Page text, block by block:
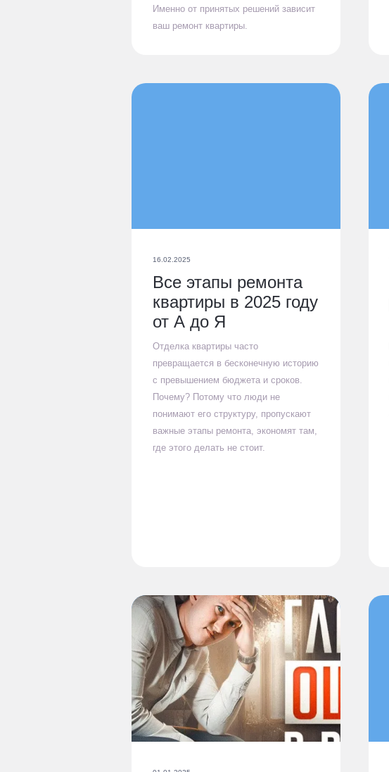
Именно от принятых решений зависит
ваш ремонт квартиры.
16.02.2025
Все этапы ремонта
квартиры в 2025 году
от А до Я
Отделка квартиры часто
превращается в бесконечную историю
с превышением бюджета и сроков.
Почему? Потому что люди не
понимают его структуру, пропускают
важные этапы ремонта, экономят там,
где этого делать не стоит.